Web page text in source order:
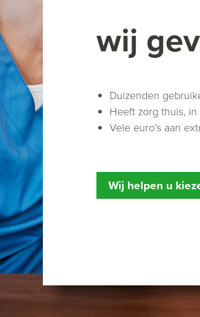
wij
Duizenden
Heeft zorg thuis,
Vele euro’s aan
Wij helpen u